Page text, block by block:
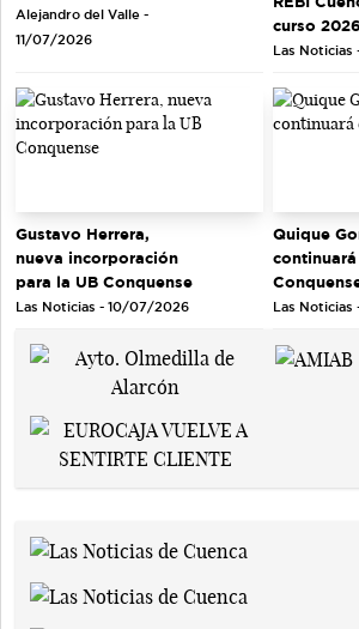
Alejandro del Valle -
11/07/2026
curso
Las
Gustavo Herrera,
nueva incorporación
para la UB Conquense
Las Noticias - 10/07/2026
Quique
continuará
Las